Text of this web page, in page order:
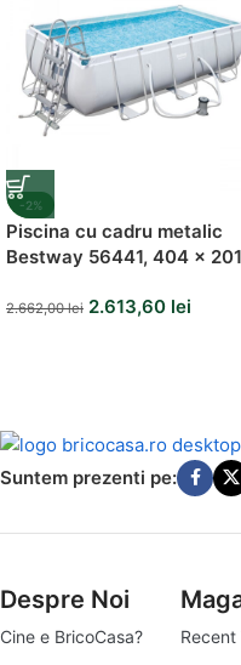
-2%
Piscina cu cadru metalic
Bestway 56441, 404 x
filtrare
2.662,00lei 2.613,60 lei
Suntem prezenti pe:
Despre Noi
Cine e BricoCasa?